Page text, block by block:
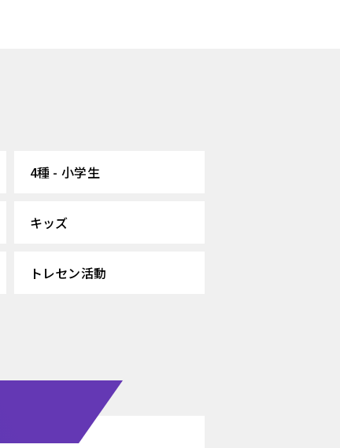
4種 - 小学生
キッズ
トレセン活動